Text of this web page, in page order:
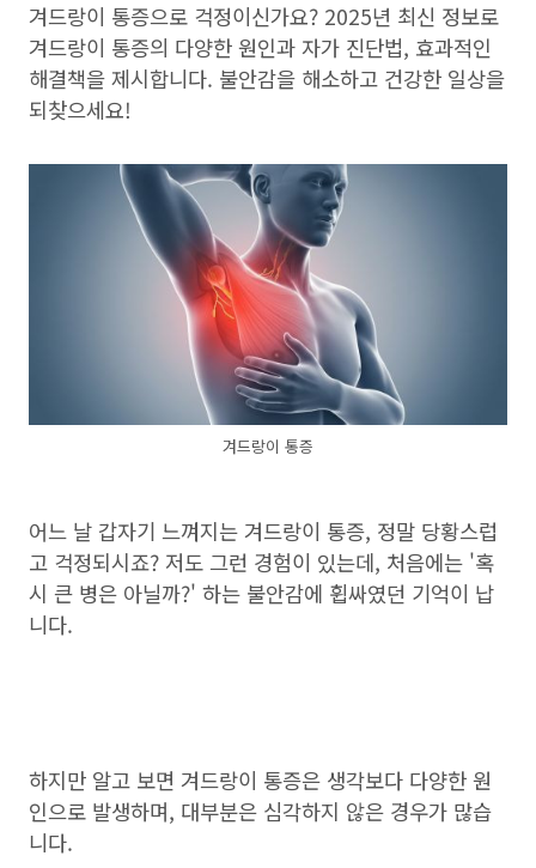
겨드랑이 통증으로 걱정이신가요? 2025년 최신 정보로
겨드랑이 통증의 다양한 원인과 자가 진단법, 효과적인
해결책을 제시합니다. 불안감을 해소하고 건강한 일상을
되찾으세요!
겨드랑이 통증
어느 날 갑자기 느껴지는 겨드랑이 통증, 정말 당황스럽
고 걱정되시죠? 저도 그런 경험이 있는데, 처음에는 '혹
시 큰 병은 아닐까?' 하는 불안감에 휩싸였던 기억이 납
니다.
하지만 알고 보면 겨드랑이 통증은 생각보다 다양한 원
인으로 발생하며, 대부분은 심각하지 않은 경우가 많습
니다.